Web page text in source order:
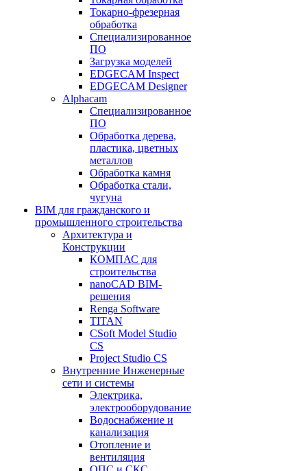
Токарно-фрезерная
обработка
Специализированное
ПО
Загрузка моделей
EDGECAM Inspect
EDGECAM Designer
Alphacam
Специализированное
ПО
Обработка дерева,
пластика, цветных
металлов
Обработка камня
Обработка стали,
чугуна
BIM для гражданского и
промышленного строительства
Архитектура и
Конструкции
КОМПАС для
строительства
nanoCAD BIM-
решения
Renga Software
TITAN
CSoft Model Studio
CS
Project Studio CS
Внутренние Инженерные
сети и системы
Электрика,
электрооборудование
Водоснабжение и
канализация
Отопление и
вентиляция